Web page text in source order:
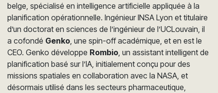
belge, spécialisé en intelligence artificielle appliquée à la
planification opérationnelle. Ingénieur INSA Lyon et titulaire
d’un doctorat en sciences de l’ingénieur de l’UCLouvain, il
a cofondé Genko , une spin-off académique, et en est le
CEO. Genko développe Rombio , un assistant intelligent de
planification basé sur l’IA, initialement conçu pour des
missions spatiales en collaboration avec la NASA, et
désormais utilisé dans les secteurs pharmaceutique,